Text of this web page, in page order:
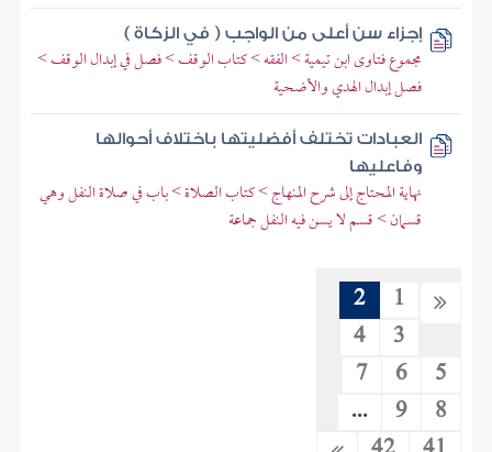
إجزاء سن أعلى من الواجب ( في الزكاة )
مجموع فتاوى ابن تيمية > الفقه > كتاب الوقف > فصل في إبدال الوقف >
فصل إبدال الهدي والأضحية
العبادات تختلف أفضليتها باختلاف أحوالها
وفاعليها
نهاية المحتاج إلى شرح المنهاج > كتاب الصلاة > باب في صلاة النفل وهي
قسمان > قسم لا يسن فيه النفل جماعة
1
2
3
4
5
6
7
8
9
...